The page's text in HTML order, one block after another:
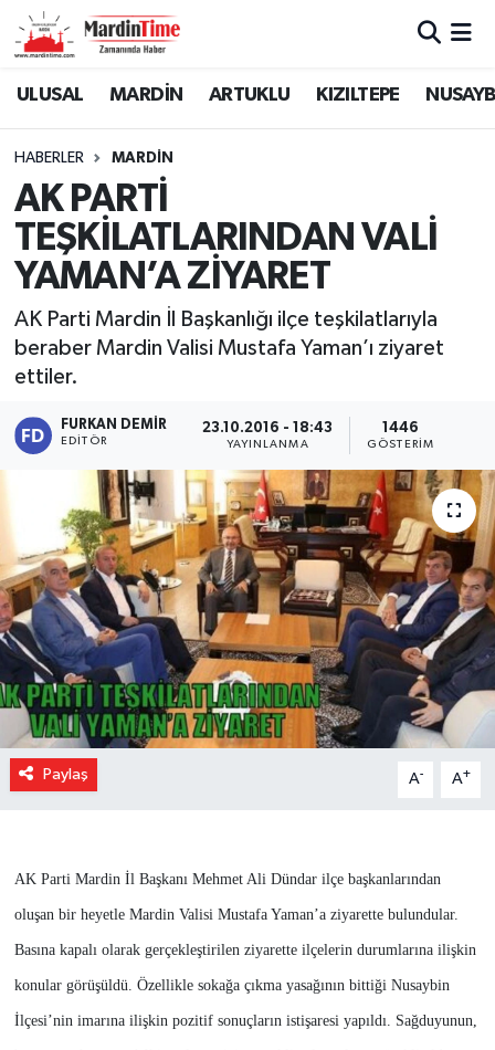
ULUSAL MARDİN ARTUKLU KIZILTEPE
HABERLER MARDİN
AK PARTİ
TEŞKİLATLARINDAN VALİ
YAMAN’A ZİYARET
AK Parti Mardin İl Başkanlığı ilçe teşkilatlarıyla
beraber Mardin Valisi Mustafa Yaman’ı ziyaret
ettiler.
FURKAN DEMIR
EDITÖR
23.10.2016 - 18:43
YAYINLANMA
1446
GÖSTERIM
Paylaş A- A+
AK Parti Mardin İl Başkanı Mehmet Ali Dündar ilçe başkanlarından
oluşan bir heyetle Mardin Valisi Mustafa Yaman’a ziyarette bulundular.
Basına kapalı olarak gerçekleştirilen ziyarette ilçelerin durumlarına ilişkin
konular görüşüldü. Özellikle sokağa çıkma yasağının bittiği Nusaybin
İlçesi’nin imarına ilişkin pozitif sonuçların istişaresi yapıldı. Sağduyunun,
Mardin Nöbetçi Eczaneler
Mardin Namaz Vakitleri
Mardin Trafik Yoğunluk Haritası
Süper Lig Puan Durumu ve Fikstür
Son Dakika Haberleri
Haber Arşivi